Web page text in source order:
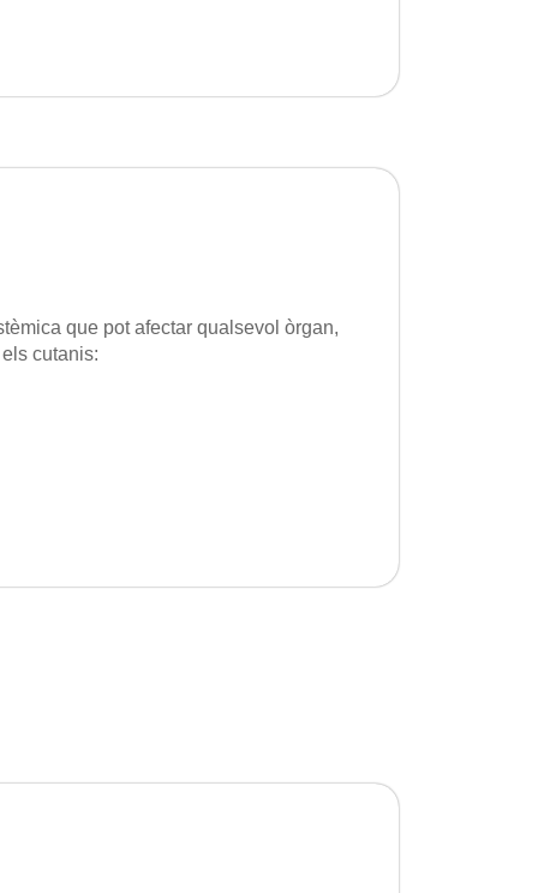
que pot afectar qualsevol òrgan,
cutanis: